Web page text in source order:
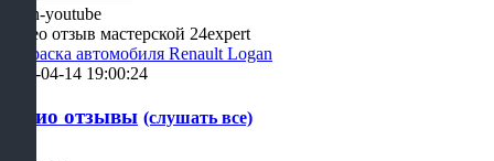
Видео отзыв мастерской 24expert
Покраска автомобиля Renault Logan
2021-04-14 19:00:24
Аудио отзывы (слушать все)